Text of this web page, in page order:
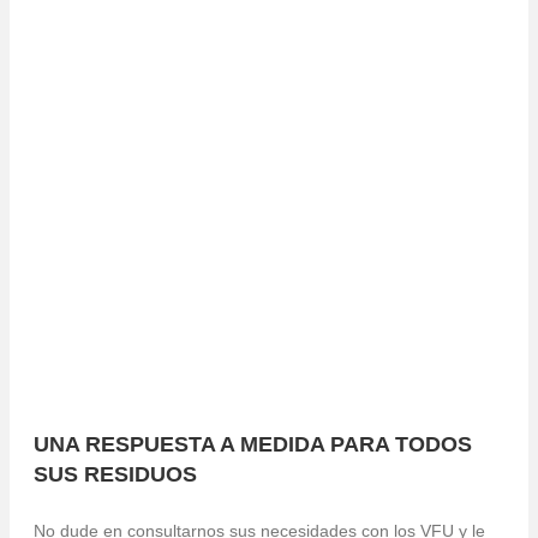
UNA RESPUESTA A MEDIDA PARA TODOS
SUS RESIDUOS
No dude en consultarnos sus necesidades con los VFU y le